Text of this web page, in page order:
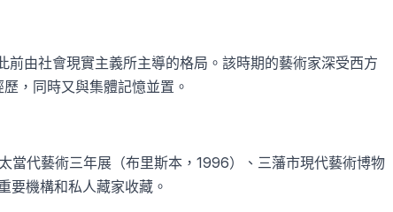
由社會現實主義所主導的格局。該時期的藝術家深受西方
，同時又與集體記憶並置。
當代藝術三年展（布里斯本， 1996）、三藩市現代藝術博物
要機構和私人藏家收藏。